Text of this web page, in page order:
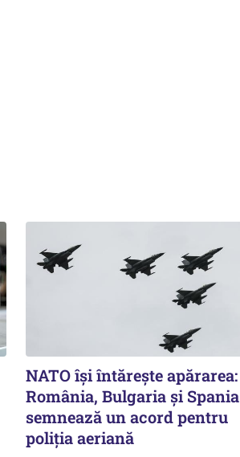
NATO își întărește apărarea:
România, Bulgaria și Spania
semnează un acord pentru
poliția aeriană